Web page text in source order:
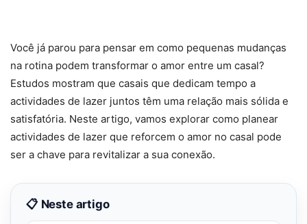
Você já parou para pensar em como pequenas mudanças
na rotina podem transformar o amor entre um casal?
Estudos mostram que casais que dedicam tempo a
actividades de lazer juntos têm uma relação mais sólida e
satisfatória. Neste artigo, vamos explorar como planear
actividades de lazer que reforcem o amor no casal pode
ser a chave para revitalizar a sua conexão.
📋 Neste artigo